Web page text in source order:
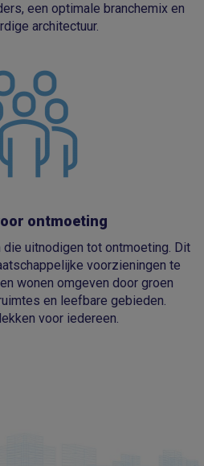
een optimale branchemix en
architectuur.
ontmoeting
uitnodigen tot ontmoeting. Dit
voorzieningen te
wonen omgeven door groen
en leefbare gebieden.
voor iedereen.